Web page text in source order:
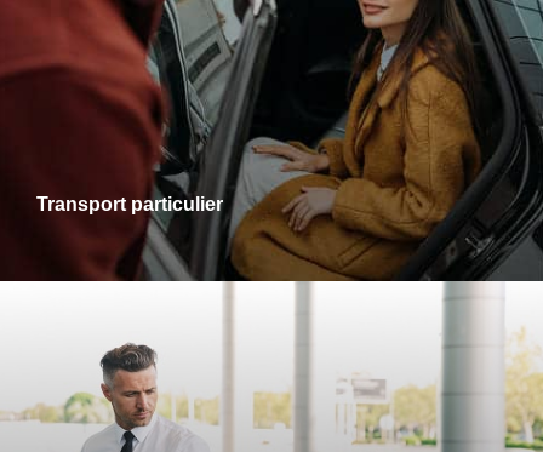
Transport particulier
Que ce soit pour une sortie en ville, une visite chez des
proches ou un rendez-vous personnel, je vous accompagne
dans tous vos trajets avec fiabilité et confort. Profitez d’un
service adapté à vos besoins, alliant ponctualité et
disponibilité.
Transports gare-aéroport